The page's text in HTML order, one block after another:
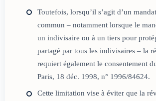
Toutefois, lorsqu’il s’agit d’un
commun – notamment lorsque le
un indivisaire ou à un tiers pour
partagé par tous les indivisaires – la
requiert également le consentement
Paris, 18 déc. 1998, n° 1996/84624.
Cette limitation vise à éviter que la